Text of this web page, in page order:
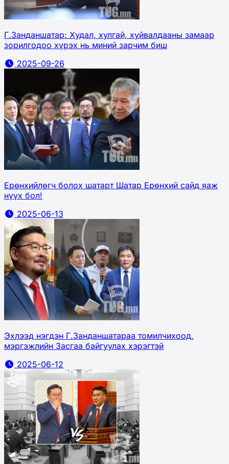
Г.Занданшатар: Худал, хулгай, хуйвалдааны замаар
зорилгодоо хүрэх нь миний зарчим биш
2025-09-26
Ерөнхийлөгч болох шатарт Шатар Ерөнхий сайд яаж
нүүх бол!
2025-06-13
Эхлээд нэгдэн Г.Занданшатараа томилчихоод,
мэргэжлийн Засгаа байгуулах хэрэгтэй
2025-06-12